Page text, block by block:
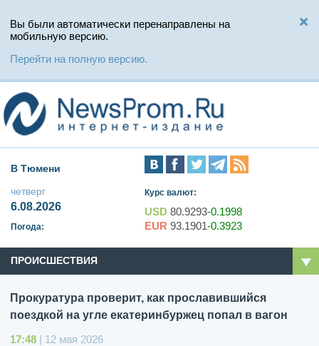
Вы были автоматически перенаправлены на
мобильную версию.
Перейти на полную версию.
В Тюмени
четверг
6.08.2026
Погода:
Курс валют:
USD 80.9293-0.1998
EUR 93.1901-0.3923
ПРОИСШЕСТВИЯ
Прокуратура проверит, как прославившийся
поездкой на угле екатеринбуржец попал в вагон
17:48 | 12 мая 2026